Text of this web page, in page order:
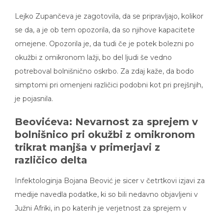
Lejko Zupančeva je zagotovila, da se pripravljajo, kolikor
se da, a je ob tem opozorila, da so njihove kapacitete
omejene. Opozorila je, da tudi če je potek bolezni po
okužbi z omikronom lažji, bo del ljudi še vedno
potreboval bolnišnično oskrbo. Za zdaj kaže, da bodo
simptomi pri omenjeni različici podobni kot pri prejšnjih,
je pojasnila.
Beovićeva: Nevarnost za sprejem v
bolnišnico pri okužbi z omikronom
trikrat manjša v primerjavi z
različico delta
Infektologinja Bojana Beović je sicer v četrtkovi izjavi za
medije navedla podatke, ki so bili nedavno objavljeni v
Južni Afriki, in po katerih je verjetnost za sprejem v